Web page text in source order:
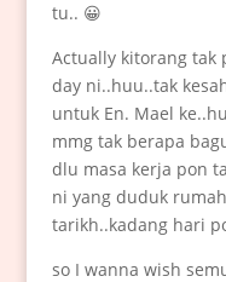
tu.. 😀
Actually kitorang tak
day ni..huu..tak
untuk En. Mael
mmg tak berapa
dlu masa kerja pon
ni yang duduk
tarikh..kadang hari
so I wanna wish